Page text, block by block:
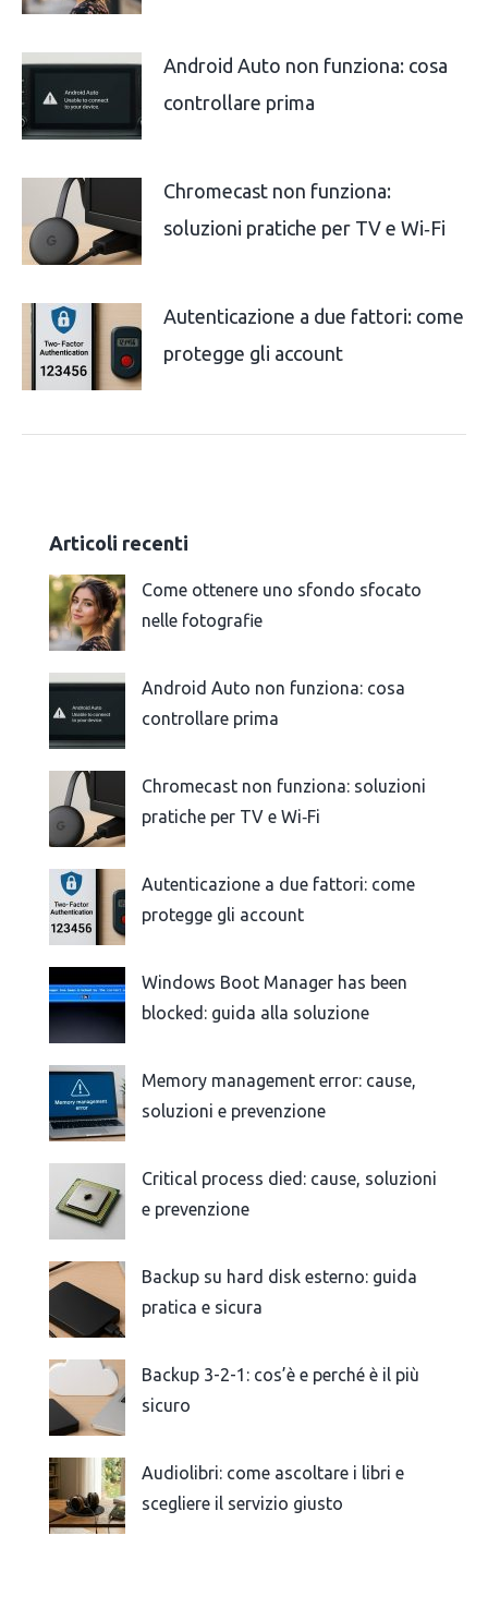
Android Auto non funziona: cosa
controllare prima
Chromecast non funziona:
soluzioni pratiche per TV e Wi‑Fi
Autenticazione a due fattori: come
protegge gli account
Articoli recenti
Come ottenere uno sfondo sfocato
nelle fotografie
Android Auto non funziona: cosa
controllare prima
Chromecast non funziona: soluzioni
pratiche per TV e Wi‑Fi
Autenticazione a due fattori: come
protegge gli account
Windows Boot Manager has been
blocked: guida alla soluzione
Memory management error: cause,
soluzioni e prevenzione
Critical process died: cause, soluzioni
e prevenzione
Backup su hard disk esterno: guida
pratica e sicura
Backup 3-2-1: cos’è e perché è il più
sicuro
Audiolibri: come ascoltare i libri e
scegliere il servizio giusto